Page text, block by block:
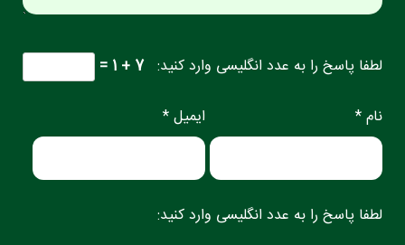
لطفا پاسخ را به عدد انگلیسی وارد کنید: 7 + 1 =
نام * ایمیل *
لطفا پاسخ را به عدد انگلیسی وارد کنید: